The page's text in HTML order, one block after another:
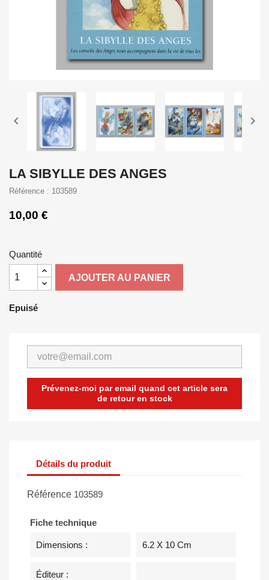
 
LA SIBYLLE DES ANGES
Référence : 103589
10,00 €
Quantité
AJOUTER AU PANIER
Epuisé
Prévenez-moi par email quand cet article sera
de retour en stock
Détails du produit
Référence 103589
Fiche technique
Dimensions : 6.2 X 10 Cm
Éditeur :